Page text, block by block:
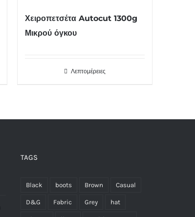
Χειροπετσέτα Autocut 1300g
Μικρού όγκου
Λεπτομέρειες
TAGS
Black boots Brown Casual
D&G Fabric Grey hat